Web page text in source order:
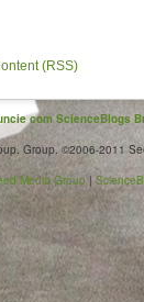
(RSS)
com ScienceBlogs
Group. ©2006-2011
Media Group |